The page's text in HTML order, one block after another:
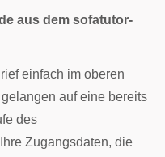
aus dem sofatutor-
einfach im oberen
auf eine bereits
des
Zugangsdaten, die